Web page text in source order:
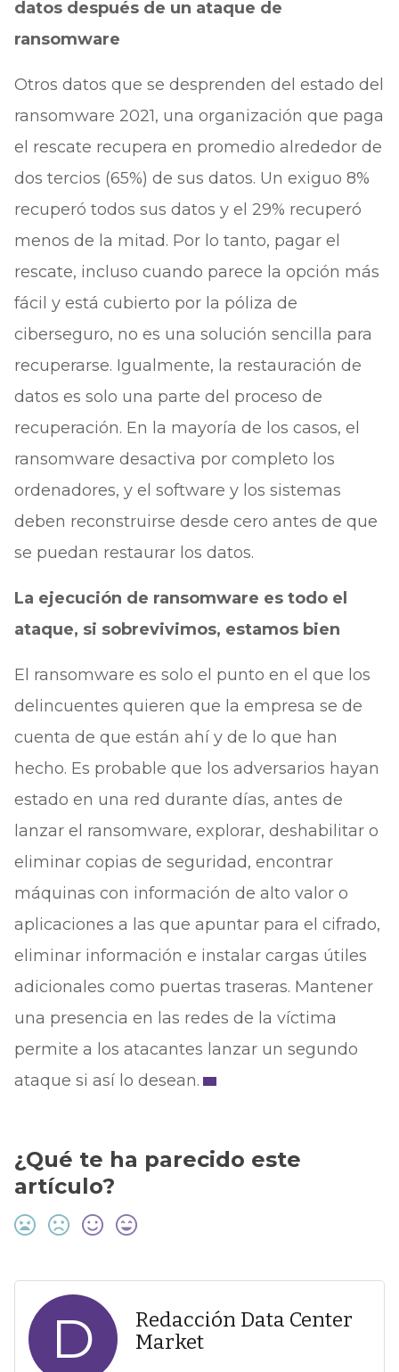
datos después de un ataque de
ransomware
Otros datos que se desprenden del estado del
ransomware 2021, una organización que paga
el rescate recupera en promedio alrededor de
dos tercios (65%) de sus datos. Un exiguo 8%
recuperó todos sus datos y el 29% recuperó
menos de la mitad. Por lo tanto, pagar el
rescate, incluso cuando parece la opción más
fácil y está cubierto por la póliza de
ciberseguro, no es una solución sencilla para
recuperarse. Igualmente, la restauración de
datos es solo una parte del proceso de
recuperación. En la mayoría de los casos, el
ransomware desactiva por completo los
ordenadores, y el software y los sistemas
deben reconstruirse desde cero antes de que
se puedan restaurar los datos.
La ejecución de ransomware es todo el
ataque, si sobrevivimos, estamos bien
El ransomware es solo el punto en el que los
delincuentes quieren que la empresa se de
cuenta de que están ahí y de lo que han
hecho. Es probable que los adversarios hayan
estado en una red durante días, antes de
lanzar el ransomware, explorar, deshabilitar o
eliminar copias de seguridad, encontrar
máquinas con información de alto valor o
aplicaciones a las que apuntar para el cifrado,
eliminar información e instalar cargas útiles
adicionales como puertas traseras. Mantener
una presencia en las redes de la víctima
permite a los atacantes lanzar un segundo
ataque si así lo desean.
¿Qué te ha parecido este
artículo?
D
Redacción Data Center
Market